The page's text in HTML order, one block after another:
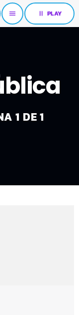
menu pause PLAY
1 DE 1